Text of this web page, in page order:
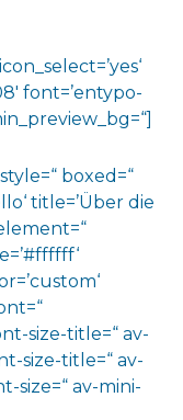
font=’entypo-
boxed=“
title=’Über die
size-title=“ av-
size-title=“ av-
size=“ av-mini-